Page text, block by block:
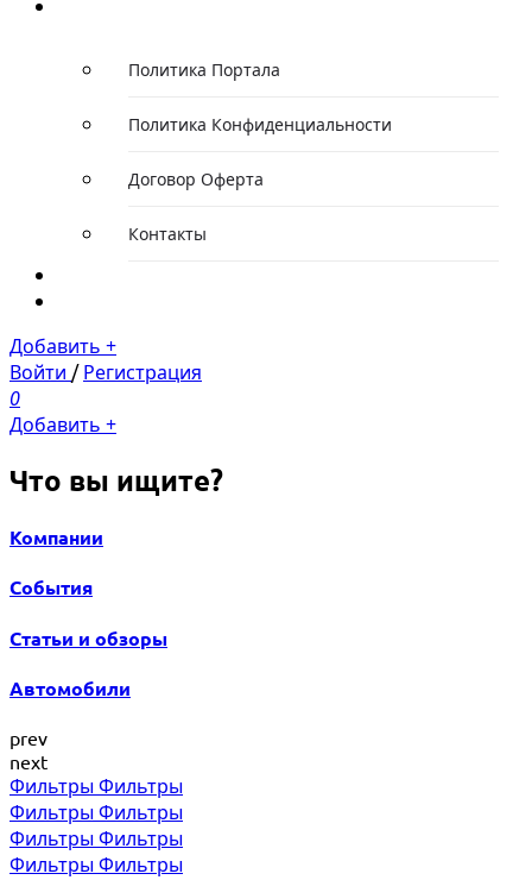
Политика Портала
Политика Конфиденциальности
Договор Оферта
Контакты
Добавить +
Войти / Регистрация
0
Добавить +
Что вы ищите?
Компании
События
Статьи и обзоры
Автомобили
prev
next
ФильтрыФильтры
ФильтрыФильтры
ФильтрыФильтры
ФильтрыФильтры